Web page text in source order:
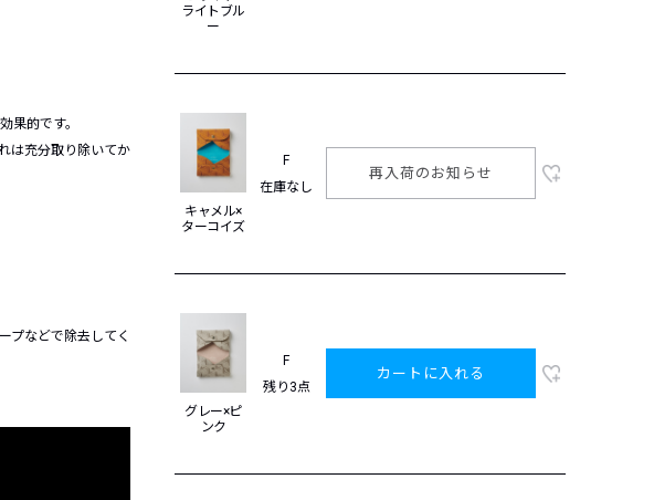
果的です。
は充分取り除いてか
プなどで除去してく
ライトブル
ー
キャメル×
ターコイズ
F
在庫なし
再入荷のお知らせ
グレー×ピ
ンク
F
残り3点
カートに入れる